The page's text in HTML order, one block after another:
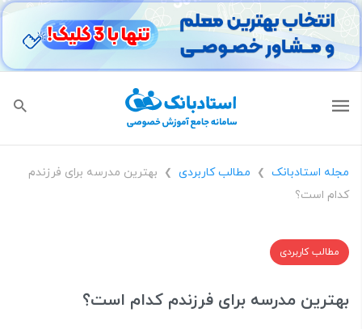
مجله استادبانک ❯ مطالب کاربردی ❯
بهترین مدرسه برای فرزندم
کدام است؟
مطالب کاربردی
بهترین مدرسه برای فرزندم کدام است؟